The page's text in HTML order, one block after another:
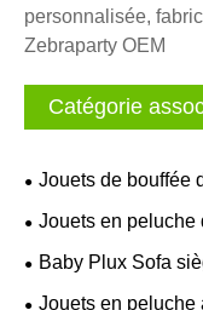
personnalisée,
Zebraparty OEM
Catégorie
Jouets de bouffée
Jouets en peluche
Baby Plux Sofa
Jouets en peluche